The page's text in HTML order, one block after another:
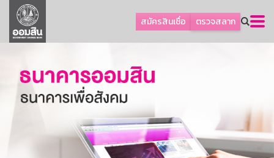
สมัครสินเชื่อ ตรวจสลาก
ลูกค้าธุรกิจ
ลูกค้าผู้ประกอบรายย่อย
ออมเพื่อสุข
เกี่ยวกับธนาคาร
การพัฒนาที่ยั่งยืน